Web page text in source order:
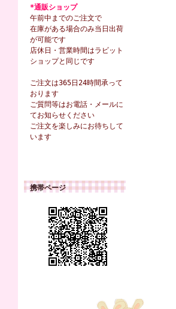
*通販ショップ
午前中までのご注文で
在庫がある場合のみ当日出荷
が可能です
店休日・営業時間はラビット
ショップと同じです
ご注文は365日24時間承って
おります
ご質問等はお電話・メールに
てお知らせください
ご注文を楽しみにお待ちして
います
携帯ページ